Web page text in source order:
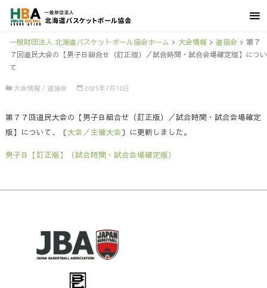
一般財団法人 北海道バスケットボール協会ホーム > 大会情報 > 道協会> 第７
７回道民大会の【男子Ｂ組合せ（訂正版）／試合時間・試合会場確定版】につい
て
大会情報 / 道協会 2025年7月10日
第７７回道民大会の【男子Ｂ組合せ（訂正版）／試合時間・試合会場確定
版】について、〔大会／主催大会〕に更新しました。
男子Ｂ【訂正版】（試合時間・試合会場確定版）